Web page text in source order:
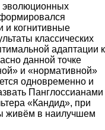
эволюционных
и когнитивные
классических
адаптации к
данной точке
и «нормативной»
одновременно и
Панглоссианами
«Кандид», при
живём в наилучшем